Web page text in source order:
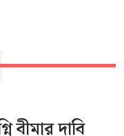
বীমার দাবি